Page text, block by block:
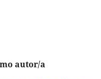
autor/a